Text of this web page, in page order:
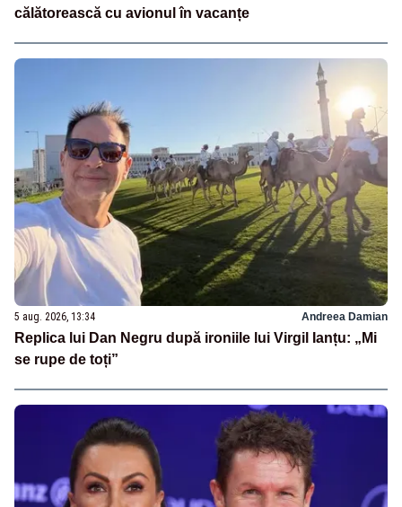
călătorească cu avionul în vacanțe
5 aug. 2026, 13:34 Andreea Damian
Replica lui Dan Negru după ironiile lui Virgil Ianțu: „Mi
se rupe de toți”